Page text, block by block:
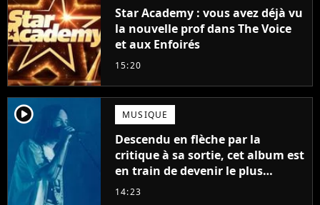
Star Academy : vous avez déjà vu
la nouvelle prof dans The Voice
et aux Enfoirés
15:20
player2 MUSIQUE
Descendu en flèche par la
critique à sa sortie, cet album est
en train de devenir le plus
populaire de son auteur
14:23